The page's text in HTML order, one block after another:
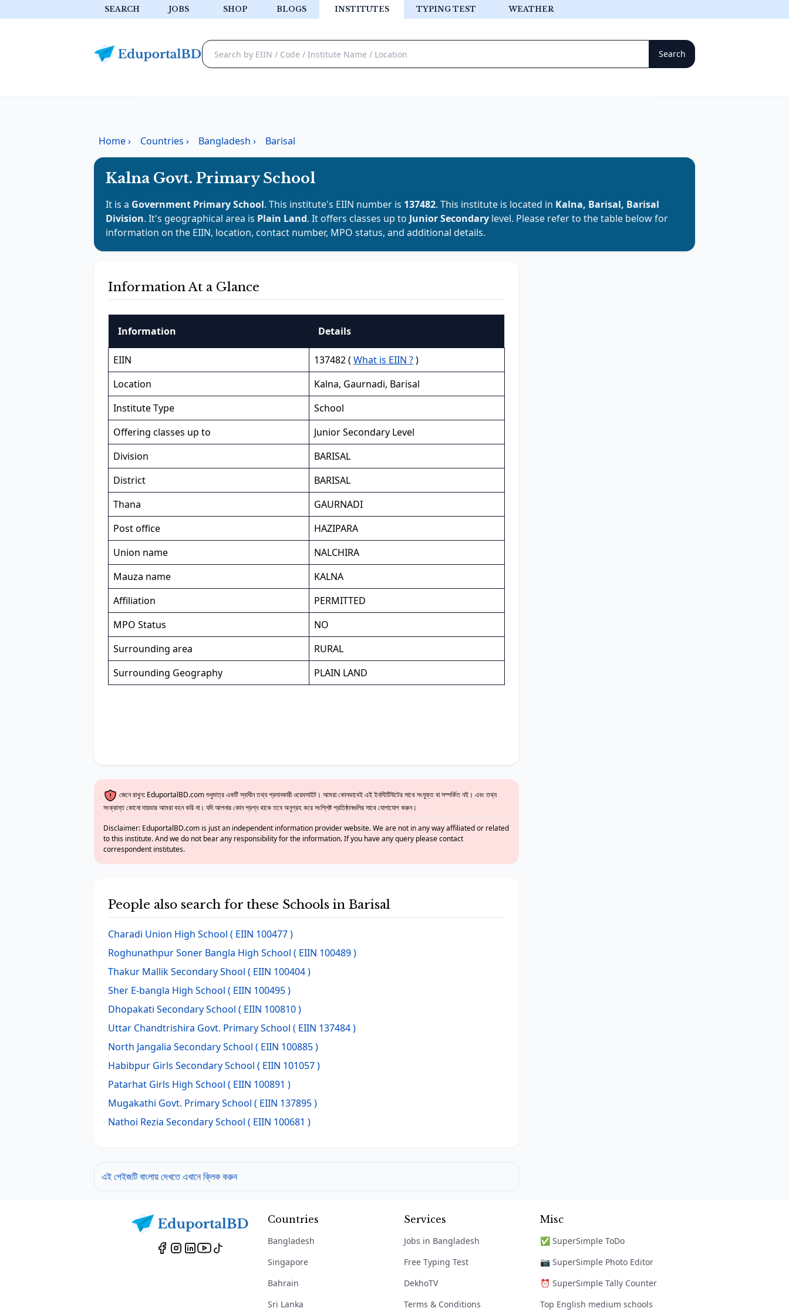
SEARCH JOBS SHOP BLOGS INSTITUTES TYPING TEST WEATHER
Home› Countries › Bangladesh › Barisal
Kalna Govt. Primary School
It is a Government Primary School. This institute's EIIN number is 137482. This institute is located in Kalna, Barisal, Barisal
Division. It's geographical area is Plain Land. It offers classes up to Junior Secondary level. Please refer to the table below for
information on the EIIN, location, contact number, MPO status, and additional details.
Information At a Glance
Information Details
EIIN 137482 ( What is EIIN ?)
Location
Kalna, Gaurnadi, Barisal
Institute Type
School
Offering classes up to
Junior Secondary Level
Division
BARISAL
District
BARISAL
Thana
GAURNADI
Post office
HAZIPARA
Union name
NALCHIRA
Mauza name
KALNA
Affiliation
PERMITTED
MPO Status
NO
Surrounding area
RURAL
Surrounding Geography
PLAIN LAND
জেনে রাখুন: EduportalBD.com শুধুমাত্র একটি স্বাধীন তথ্য প্রদানকারী ওয়েবসাইট। আমরা কোনভাবেই এই ইনস্টিটিউটের সাথে সংযুক্ত বা সম্পর্কিত নই। এবং তথ্য
সংক্রান্ত কোনো দায়ভার আমরা বহন করি না। যদি আপনার কোন প্রশ্ন থাকে তবে অনুগ্রহ করে সংশ্লিষ্ট প্রতিষ্ঠানগুলির সাথে যোগাযোগ করুন।
Disclaimer: EduportalBD.com is just an independent information provider website. We are not in any way affiliated or related
to this institute. And we do not bear any responsibility for the information. If you have any query please contact
correspondent institutes.
People also search for these Schools in Barisal
Charadi Union High School ( EIIN 100477 )
Roghunathpur Soner Bangla High School ( EIIN 100489 )
Thakur Mallik Secondary Shool ( EIIN 100404 )
Sher E-bangla High School ( EIIN 100495 )
Dhopakati Secondary School ( EIIN 100810 )
Uttar Chandtrishira Govt. Primary School ( EIIN 137484 )
North Jangalia Secondary School ( EIIN 100885 )
Habibpur Girls Secondary School ( EIIN 101057 )
Patarhat Girls High School ( EIIN 100891 )
Mugakathi Govt. Primary School ( EIIN 137895 )
Nathoi Rezia Secondary School ( EIIN 100681 )
এই পেইজটি বাংলায় দেখতে এখানে ক্লিক করুন
Countries
Bangladesh
Singapore
Bahrain
Sri Lanka
Services
Jobs in Bangladesh
Free Typing Test
DekhoTV
Terms & Conditions
Misc
✅ SuperSimple ToDo
📷 SuperSimple Photo Editor
⏰ SuperSimple Tally Counter
Top English medium schools